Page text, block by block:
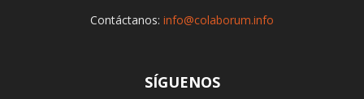
Contáctanos: info@colaborum.info
SÍGUENOS